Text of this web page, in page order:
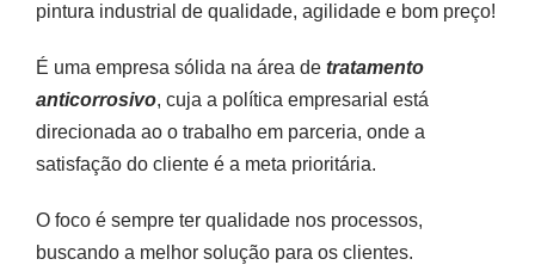
pintura industrial de qualidade, agilidade e bom preço!
É uma empresa sólida na área de tratamento
anticorrosivo, cuja a política empresarial está
direcionada ao o trabalho em parceria, onde a
satisfação do cliente é a meta prioritária.
O foco é sempre ter qualidade nos processos,
buscando a melhor solução para os clientes.